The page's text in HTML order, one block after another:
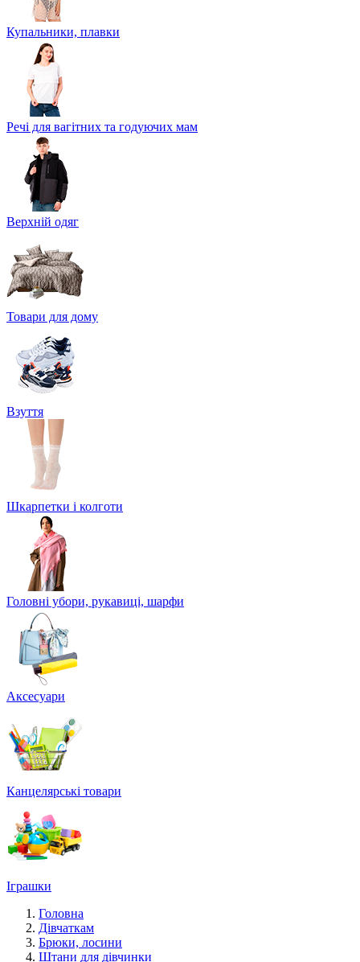
Купальники, плавки
Речі для вагітних та годуючих мам
Верхній одяг
Товари для дому
Взуття
Шкарпетки і колготи
Головні убори, рукавиці, шарфи
Аксесуари
Канцелярські товари
Іграшки
Головна
Дівчаткам
Брюки, лосини
Штани для дівчинки